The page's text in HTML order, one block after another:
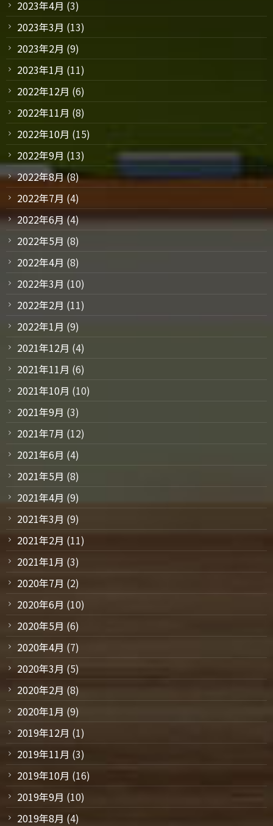
2023年4月 (3)
2023年3月 (13)
2023年2月 (9)
2023年1月 (11)
2022年12月 (6)
2022年11月 (8)
2022年10月 (15)
2022年9月 (13)
2022年8月(8)
2022年7月 (4)
2022年6月(4)
2022年5月 (8)
2022年4月 (8)
2022年3月 (10)
2022年2月 (11)
2022年1月 (9)
2021年12月 (4)
2021年11月 (6)
2021年10月 (10)
2021年9月 (3)
2021年7月 (12)
2021年6月 (4)
2021年5月 (8)
2021年4月 (9)
2021年3月 (9)
2021年2月 (11)
2021年1月 (3)
2020年7月 (2)
2020年6月 (10)
2020年5月 (6)
2020年4月 (7)
2020年3月 (5)
2020年2月 (8)
2020年1月 (9)
2019年12月 (1)
2019年11月 (3)
2019年10月 (16)
2019年9月 (10)
2019年8月 (4)